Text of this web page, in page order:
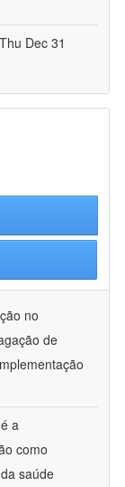
Dec 31
no
de
a
como
saúde